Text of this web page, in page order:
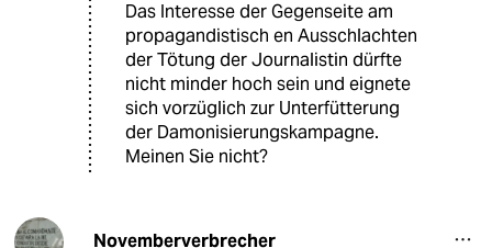
Das Interesse der Gegenseite am
propagandistisch en Ausschlachten
der Tötung der Journalistin dürfte
nicht minder hoch sein und eignete
sich vorzüglich zur Unterfütterung
der Damonisierungskampagne.
Meinen Sie nicht?
Novemberverbrecher